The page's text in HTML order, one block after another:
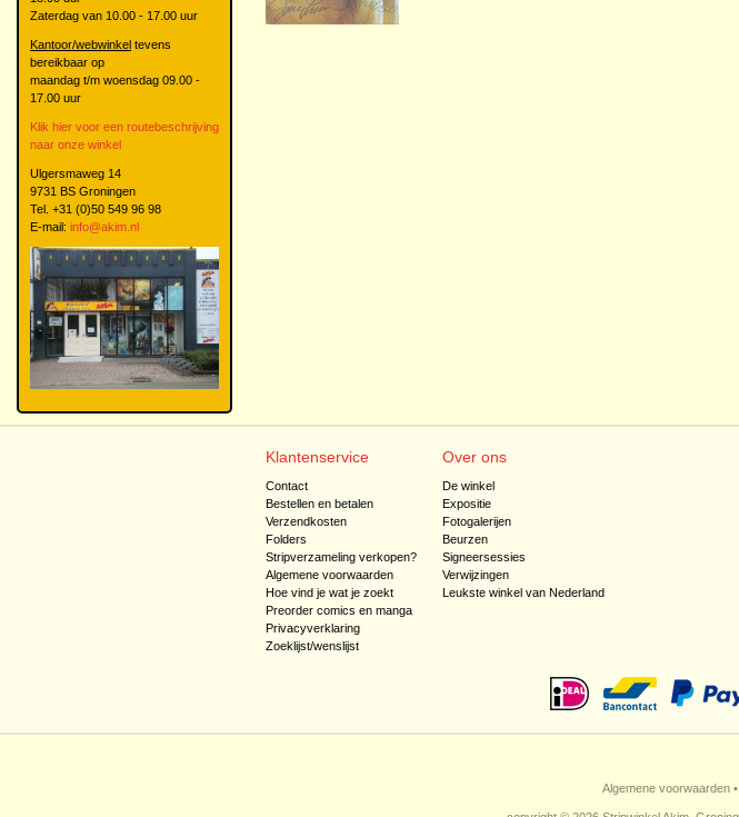
Zaterdag van 10.00 - 17.00 uur
Kantoor/webwinkel tevens
bereikbaar op
maandag t/m woensdag 09.00 -
17.00 uur
Klik hier voor een routebeschrijving
naar onze winkel
Ulgersmaweg 14
9731 BS Groningen
Tel. +31 (0)50 549 96 98
E-mail: info@akim.nl
Klantenservice
Contact
Bestellen en betalen
Verzendkosten
Folders
Stripverzameling verkopen?
Algemene voorwaarden
Hoe vind je wat je zoekt
Preorder comics en manga
Privacyverklaring
Zoeklijst/wenslijst
Over ons
De winkel
Expositie
Fotogalerijen
Beurzen
Signeersessies
Verwijzingen
Leukste winkel van Nederland
Algemene voorwaarden •